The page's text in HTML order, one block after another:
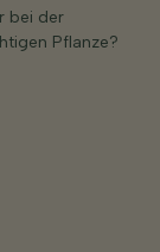
bei der
Pflanze?